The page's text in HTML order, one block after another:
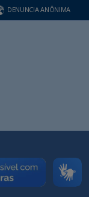
DENUNCIA ANÔNIMA